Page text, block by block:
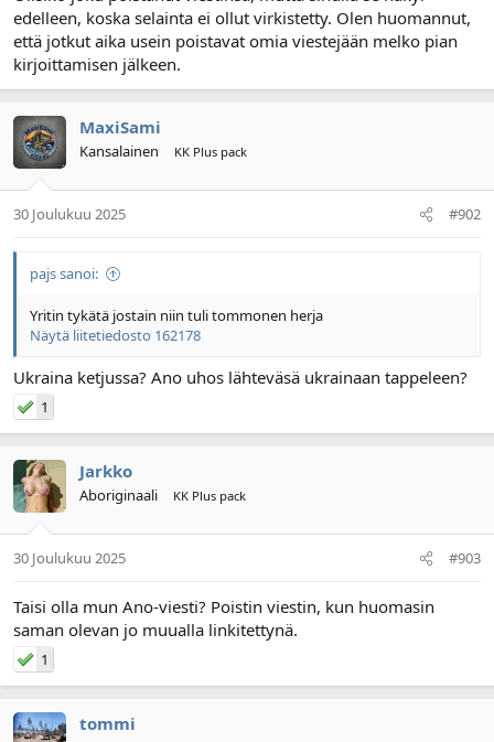
l
o
i
t
t
a
j
a
ä
ä
r
ä
edelleen, koska selainta ei ollut virkistetty. Olen huomannut,
että jotkut aika usein poistavat omia viestejään melko pian
kirjoittamisen jälkeen.
MaxiSami
Kansalainen KK Plus pack
30 Joulukuu 2025 #902
pajs sanoi:
Yritin tykätä jostain niin tuli tommonen herja
Näytä liitetiedosto 162178
Ukraina ketjussa? Ano uhos lähteväsä ukrainaan tappeleen?
1
Jarkko
Aboriginaali KK Plus pack
30 Joulukuu 2025 #903
Taisi olla mun Ano-viesti? Poistin viestin, kun huomasin
saman olevan jo muualla linkitettynä.
1
tommi